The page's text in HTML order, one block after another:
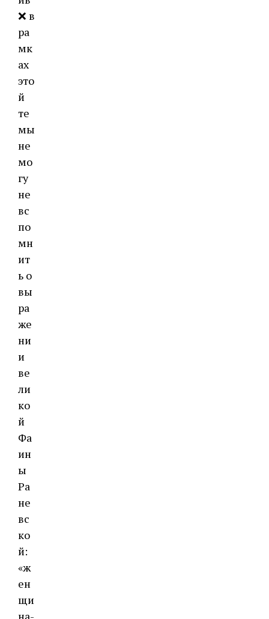
❌ в
ра
мк
ах
это
й
те
мы
не
мо
гу
не
вс
по
мн
ит
ь о
вы
ра
же
ни
и
ве
ли
ко
й
Фа
ин
ы
Ра
не
вс
ко
й:
«ж
ен
щи
на-